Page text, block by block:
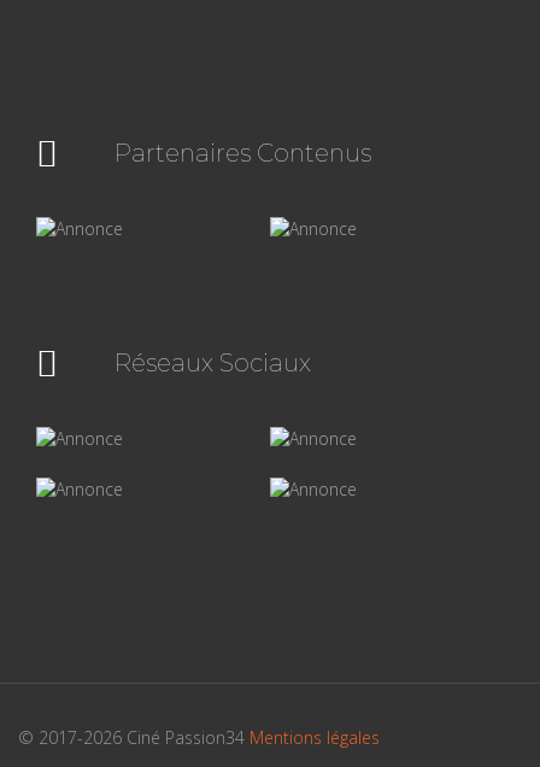
Partenaires Contenus
Réseaux Sociaux
© 2017-2026 Ciné Passion34 Mentions légales